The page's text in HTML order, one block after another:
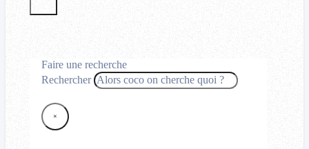
Faire une recherche
Rechercher
×